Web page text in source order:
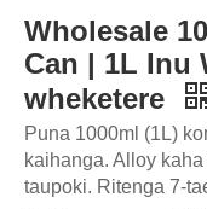
Wholesale
Can | 1L Inu
wheketere
Puna 1000ml (1L)
kaihanga. Alloy
taupoki. Ritenga 7-